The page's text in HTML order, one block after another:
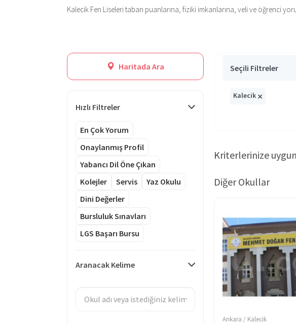
Kalecik Fen Liseleri taban puanlarına, fiziki imkanlarına, veli ve öğrenci
Haritada Ara
Hızlı Filtreler
En Çok Yorum
Onaylanmış Profil
Yabancı Dil Öne Çıkan
Kolejler
Servis
Yaz Okulu
Dini Değerler
Bursluluk Sınavları
LGS Başarı Bursu
Aranacak Kelime
Seçili Filtreler
Kalecik ×
Kriterlerinize uygun
Diğer Okullar
Ankara / Kalecik